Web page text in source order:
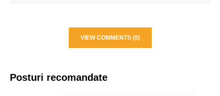
VIEW COMMENTS (0)
Posturi recomandate